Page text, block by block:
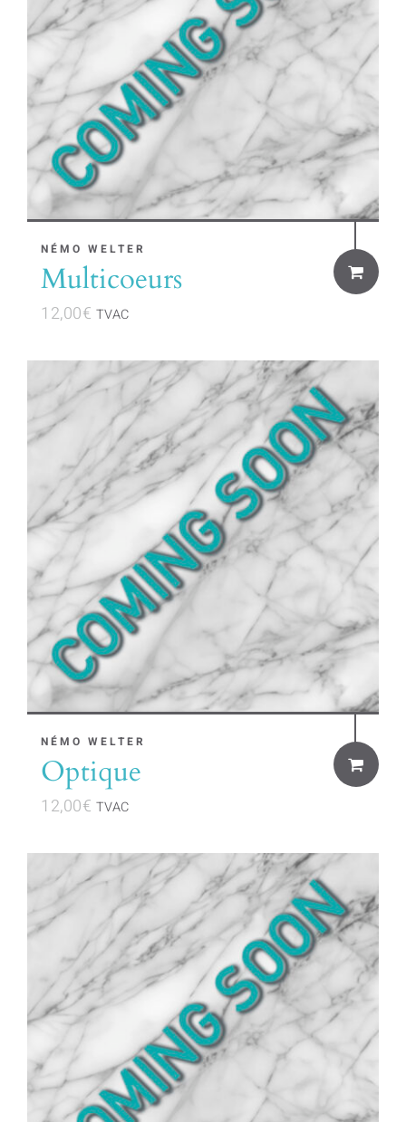
NÉMO WELTER
Multicoeurs
12,00€ TVAC
NÉMO WELTER
Optique
12,00€ TVAC